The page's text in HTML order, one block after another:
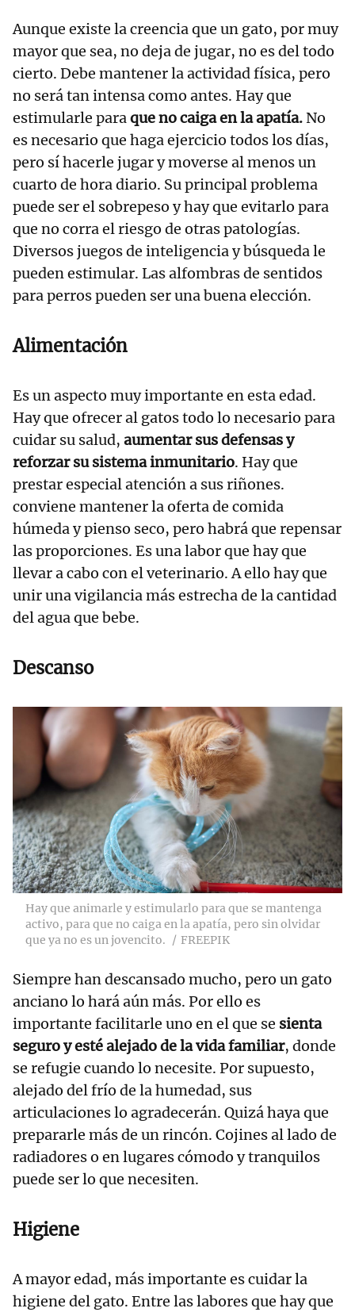
Aunque existe la creencia que un gato, por muy
mayor que sea, no deja de jugar, no es del todo
cierto. Debe mantener la actividad física, pero
no será tan intensa como antes. Hay que
estimularle paraque no caiga en la apatía. No
es necesario que haga ejercicio todos los días,
pero sí hacerle jugar y moverse al menos un
cuarto de hora diario. Su principal problema
puede ser el sobrepeso y hay que evitarlo para
que no corra el riesgo de otras patologías.
Diversos juegos de inteligencia y búsqueda le
pueden estimular. Las alfombras de sentidos
para perros pueden ser una buena elección.
Alimentación
Es un aspecto muy importante en esta edad.
Hay que ofrecer al gatos todo lo necesario para
cuidar su salud, aumentar sus defensas y
reforzar su sistema inmunitario. Hay que
prestar especial atención a sus riñones.
conviene mantener la oferta de comida
húmeda y pienso seco, pero habrá que repensar
las proporciones. Es una labor que hay que
llevar a cabo con el veterinario. A ello hay que
unir una vigilancia más estrecha de la cantidad
del agua que bebe.
Descanso
Hay que animarle y estimularlo para que se mantenga
activo, para que no caiga en la apatía, pero sin olvidar
que ya no es un jovencito.
FREEPIK
Siempre han descansado mucho, pero un gato
anciano lo hará aún más. Por ello es
importante facilitarle uno en el que se sienta
seguro y esté alejado de la vida familiar, donde
se refugie cuando lo necesite. Por supuesto,
alejado del frío de la humedad, sus
articulaciones lo agradecerán. Quizá haya que
prepararle más de un rincón. Cojines al lado de
radiadores o en lugares cómodo y tranquilos
puede ser lo que necesiten.
Higiene
A mayor edad, más importante es cuidar la
higiene del gato. Entre las labores que hay que